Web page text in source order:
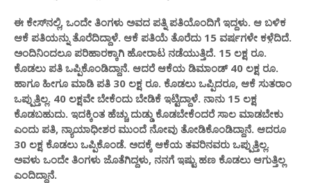
ಈ ಕೇಸ್​ನಲ್ಲಿ, ಒಂದೇ ತಿಂಗಳು ಅವದ ಪತ್ನಿ ಪತಿಯೊಂದಿಗೆ ಇದ್ದಳು. ಆ ಬಳಿಕ
ಆಕೆ ಪತಿಯನ್ನು ತೊರೆದಿದ್ದಾಳೆ. ಆಕೆ ಪತಿಯೆ ತೊರೆದು 15 ವರ್ಷಗಳೇ ಕಳೆ಼ದಿದೆ.
ಅಂದಿನಿಂದಲೂ ಪರಿಹಾರಕ್ಕಾಗಿ ಹೋರಾಟ ನಡೆಯುತ್ತಿದೆ. 15 ಲಕ್ಷ ರೂ.
ಕೊಡಲು ಪತಿ ಒಪ್ಪಿಕೊಂಡಿದ್ದಾನೆ. ಆದರೆ ಆಕೆಯ ಡಿಮಾಂಡ್​ 40 ಲಕ್ಷ ರೂ.
ಹಾಗೂ ಹೀಗೂ ಮಾಡಿ ಪತಿ 30 ಲಕ್ಷ ರೂ. ಕೊಡಲು ಒಪ್ಪಿದರೂ, ಆಕೆ ಸುತರಾಂ
ಒಪ್ಪುತ್ತಿಲ್ಲ. 40 ಲಕ್ಷವೇ ಬೇಕೆಂದು ಬೇಡಿಕೆ ಇಟ್ಟಿದ್ದಾಳೆ. ನಾನು 15 ಲಕ್ಷ
ಕೊಡಬಹುದು. ಇದಕ್ಕಿಂತ ಹೆಚ್ಚು ದುಡ್ಡು ಕೊಡಬೇಕೆಂದರೆ ಸಾಲ ಮಾಡಬೇಕು
ಎಂದು ಪತಿ, ನ್ಯಾಯಾಧೀಶರ ಮುಂದೆ ನೋವು ತೋಡಿಕೊಂಡಿದ್ದಾನೆ. ಆದರೂ
30 ಲಕ್ಷ ಕೊಡಲು ಒಪ್ಪಿಕೊಂಡೆ. ಅದಕ್ಕೆ ಆಕೆಯ ತವರಿನವರು ಒಪ್ಪುತ್ತಿಲ್ಲ.
ಅವಳು ಒಂದೇ ತಿಂಗಳು ಜೊತೆಗಿದ್ದಳು, ನನಗೆ ಇಷ್ಟು ಹಣ ಕೊಡಲು ಆಗುತ್ತಿಲ್ಲ
ಎಂದಿದ್ದಾನೆ.